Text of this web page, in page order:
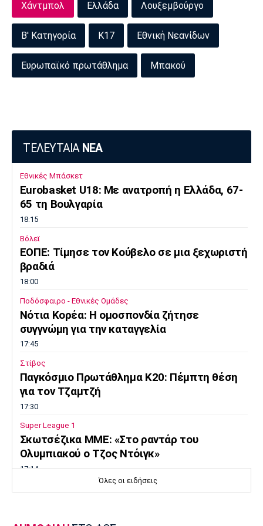
Χάντμπολ Ελλάδα Λουξεμβούργο
B' Κατηγορία K17 Εθνική Νεανίδων
Ευρωπαϊκό πρωτάθλημα Μπακού
ΤΕΛΕΥΤΑΙΑ ΝΕΑ
Εθνικές Μπάσκετ
Eurobasket U18: Με ανατροπή η Ελλάδα, 67-
65 τη Βουλγαρία
18:15
Βόλεϊ
ΕΟΠΕ: Τίμησε τον Κούβελο σε μια ξεχωριστή
βραδιά
18:00
Ποδόσφαιρο - Εθνικές Ομάδες
Νότια Κορέα: Η ομοσπονδία ζήτησε
συγγνώμη για την καταγγελία
17:45
Στίβος
Παγκόσμιο Πρωτάθλημα Κ20: Πέμπτη θέση
για τον Τζαμτζή
17:30
Super League 1
Σκωτσέζικα ΜΜΕ: «Στο ραντάρ του
Ολυμπιακού ο Τζος Ντόιγκ»
17:14
Όλες οι ειδήσεις